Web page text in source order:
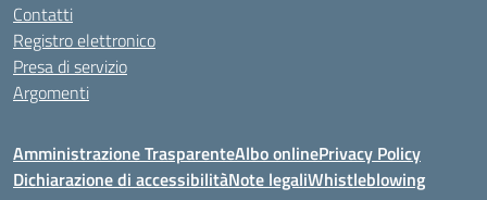
Contatti
Registro elettronico
Presa di servizio
Argomenti
Amministrazione TrasparenteAlbo onlinePrivacy Policy
Dichiarazione di accessibilitàNote legaliWhistleblowing